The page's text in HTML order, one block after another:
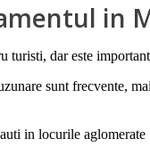
in
turisti, dar este
sunt frecvente,
in locurile aglomerate